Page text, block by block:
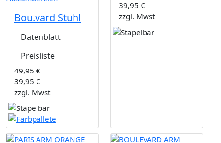
Bou.vard Stuhl
Datenblatt
Preisliste
49,95 €
39,95 €
zzgl. Mwst
39,95 €
zzgl. Mwst